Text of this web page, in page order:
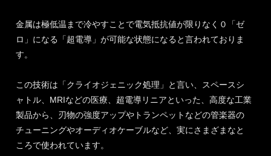
金属は極低温まで冷やすことで電気抵抗値が限りなく０「ゼ
ロ」になる「超電導」が可能な状態になると言われておりま
す。
この技術は「クライオジェニック処理」と言い、スペースシ
ャトル、MRIなどの医療、超電導リニアといった、高度な工業
製品から、刃物の強度アップやトランペットなどの管楽器の
チューニングやオーディオケーブルなど、実にさまざまなと
ころで使われています。